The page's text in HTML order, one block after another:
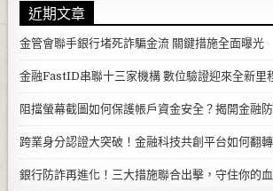
近期文章
金管會聯手銀行堵死詐騙金流 關鍵措施全面曝光
金融FastID串聯十三家機構 數位驗證迎來全新里
阻擋螢幕截圖如何保護帳戶資金安全？揭開金融
跨業身分認證大突破！金融科技共創平台如何翻
銀行防詐再進化！三大措施聯合出擊，守住你的